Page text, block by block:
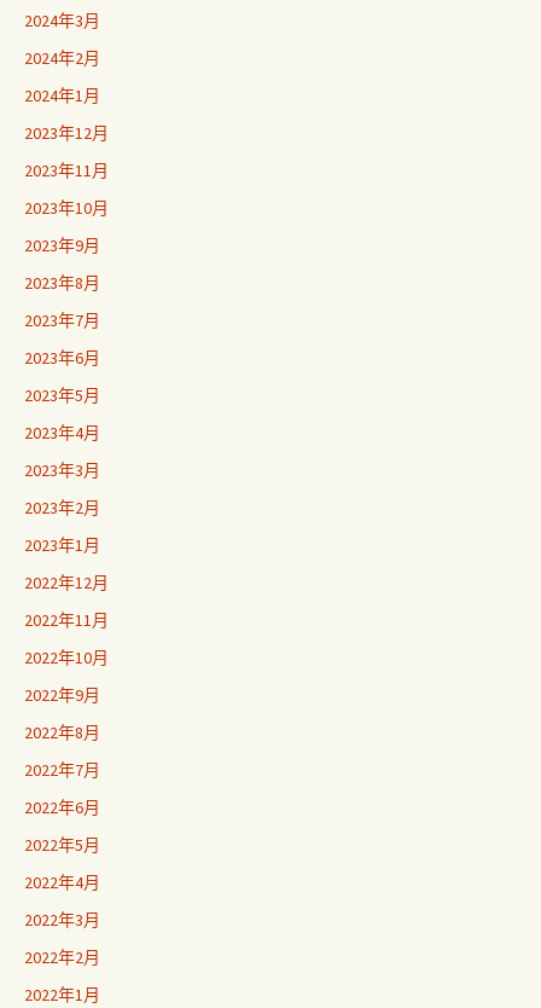
2024年3月
2024年2月
2024年1月
2023年12月
2023年11月
2023年10月
2023年9月
2023年8月
2023年7月
2023年6月
2023年5月
2023年4月
2023年3月
2023年2月
2023年1月
2022年12月
2022年11月
2022年10月
2022年9月
2022年8月
2022年7月
2022年6月
2022年5月
2022年4月
2022年3月
2022年2月
2022年1月